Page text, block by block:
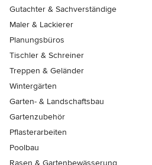
Gutachter & Sachverständige
Maler & Lackierer
Planungsbüros
Tischler & Schreiner
Treppen & Geländer
Wintergärten
Garten- & Landschaftsbau
Gartenzubehör
Pflasterarbeiten
Poolbau